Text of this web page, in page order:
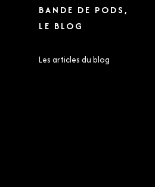
BANDE DE PODS,
LE BLOG
Les articles du blog